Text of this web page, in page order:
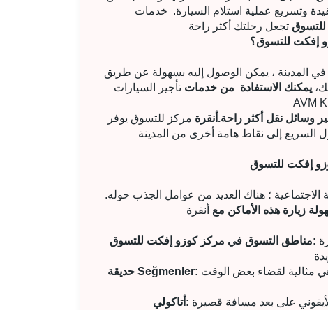
وتسريع عملية استلام السيارة. خدمات
للتسوق
إفكت للتسوق؟
المدينة ، يمكن الوصول إليه بسهولة عن طريق
يمكنك الاستفادة من خدمات تأجير السيارات
مركز للتسوق يوفر
إفكت للتسوق
؛ هناك العديد من عوامل الجذب حوله.
زيارة هذه الأماكن مع
مناطق التسوق في مركز كوزو إفكت للتسوق:
حديقة Seğmenler:
أتاكولي: